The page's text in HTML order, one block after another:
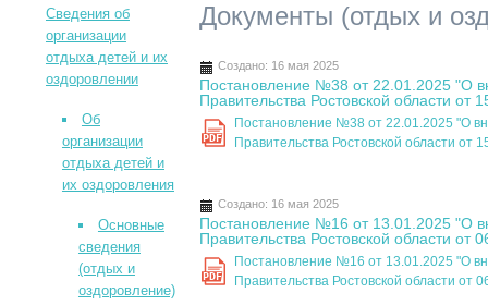
Документы (отдых и
Создано: 16 мая 2025
Постановление №38 от 22.01.2025 "О
Правительства Ростовской области от
PDF
Постановление №38 от 22.01.2025 "О
Правительства Ростовской области от
Создано: 16 мая 2025
Постановление №16 от 13.01.2025 "О
Правительства Ростовской области
PDF
Постановление №16 от 13.01.2025 "О
Правительства Ростовской области
Сведения об
организации
отдыха детей и их
оздоровлении
Об
организации
отдыха детей и
их оздоровления
Основные
сведения
(отдых и
оздоровление)